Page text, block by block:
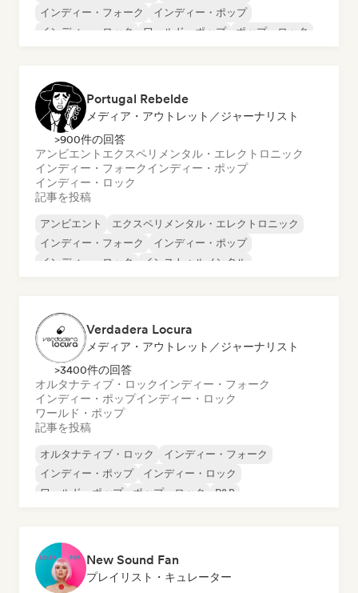
インディー・フォーク
インディー・ポップ
インディー・ロック
ワールド・ポップ
ポップ・ロック
Portugal Rebelde
メディア・アウトレット／ジャーナリスト
>900件の回答
アンビエント エクスペリメンタル・エレクトロニック
インディー・フォークインディー・ポップ
インディー・ロック
記事を投稿
アンビエント
エクスペリメンタル・エレクトロニック
インディー・フォーク
インディー・ポップ
インディー・ロック
インストゥルメンタル
Verdadera Locura
メディア・アウトレット／ジャーナリスト
>3400件の回答
オルタナティブ・ロックインディー・フォーク
インディー・ポップインディー・ロック
ワールド・ポップ
記事を投稿
オルタナティブ・ロック
インディー・フォーク
インディー・ポップ
インディー・ロック
ワールド・ポップ
ポップ・ロック
R&B
New Sound Fan
プレイリスト・キュレーター